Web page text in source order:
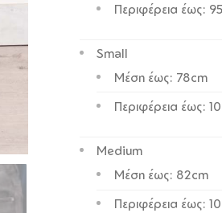
Περιφέρεια έως:
Small
Μέση έως: 78cm
Περιφέρεια έως:
Medium
Μέση έως: 82cm
Περιφέρεια έως: